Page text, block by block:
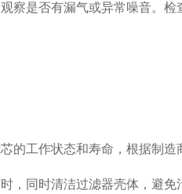
是否有漏气或异常噪音。检
工作状态和寿命，根据制造
同时清洁过滤器壳体，避免